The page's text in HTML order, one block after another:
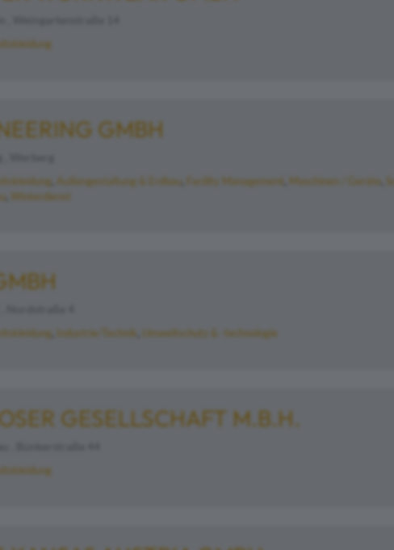
GMBH
Außengestaltung & Erdbau Facility Management Maschinen / Geräte
Winterdienst
Industrie/Technik Umweltschutz & -technologie
GESELLSCHAFT M.B.H.